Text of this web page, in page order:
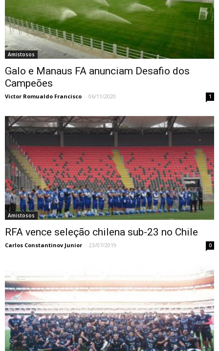
Amistosos
Galo e Manaus FA anunciam Desafio dos
Campeões
Victor Romualdo Francisco - 06/11/2020 1
Amistosos
RFA vence seleção chilena sub-23 no Chile
Carlos Constantinov Junior - 23/07/2019 0